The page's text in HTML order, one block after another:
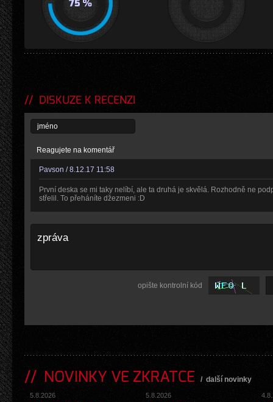
DISKUZE K RECENZI
Reagujete na komentář
Pavson / 8.12.17 11:58
První deska se mi taky nelíbí, ale ta druhá je skvělá. Rozhodně ne
střelil. To přeháníte džezmeni :D
opište kontrolní kód
NOVINKY VE ZKRATCE / další novinky
5.8.2026 5.8.2026